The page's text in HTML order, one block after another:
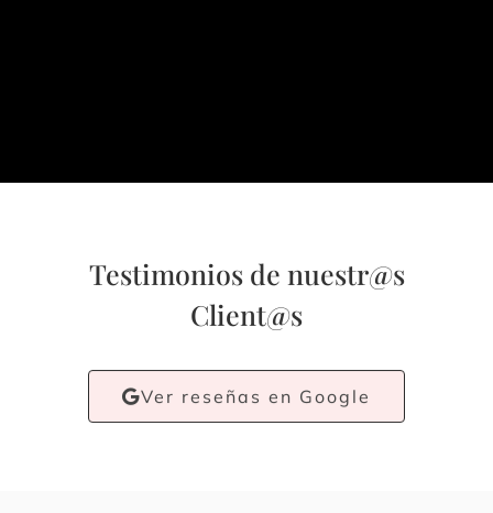
Testimonios de nuestr@s
Client@s
Ver reseñas en Google